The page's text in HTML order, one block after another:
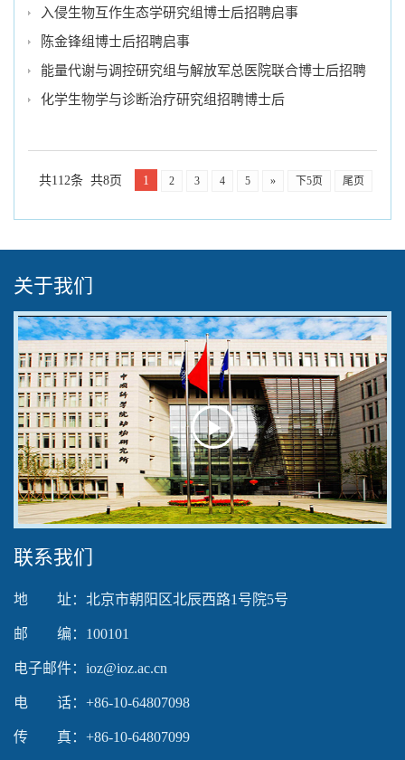
入侵生物互作生态学研究组博士后招聘启事
陈金锋组博士后招聘启事
能量代谢与调控研究组与解放军总医院联合博士后招聘
化学生物学与诊断治疗研究组招聘博士后
共112条 共8页 1 2 3 4 5 » 下5页 尾页
关于我们
Play
Video
联系我们
地 址：北京市朝阳区北辰西路1号院5号
邮 编：100101
电子邮件：ioz@ioz.ac.cn
电 话：+86-10-64807098
传 真：+86-10-64807099